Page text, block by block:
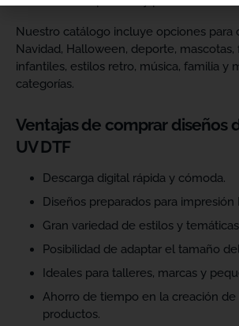
Nuestro catálogo incluye opciones para
Navidad, Halloween, deporte, mascotas,
infantiles, estilos retro, música, familia y
categorías.
Ventajas de comprar diseños
UV DTF
Descarga digital rápida y cómoda.
Diseños preparados para impresión
Gran variedad de estilos y
Posibilidad de adaptar el tamaño
Ideales para talleres, marcas y
Ahorro de tiempo en la creación de
productos.